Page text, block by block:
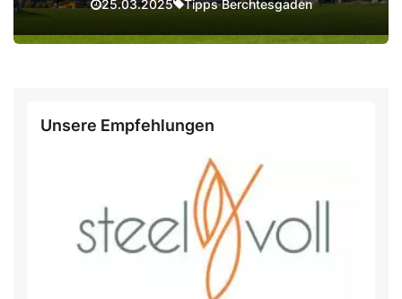
25.03.2025 Tipps Berchtesgaden
Unsere Empfehlungen